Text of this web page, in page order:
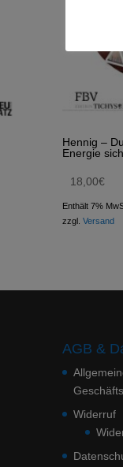
Hennig –
Energie
18,00€
Enthält 7%
zzgl. Versand
AGB &
Widerruf